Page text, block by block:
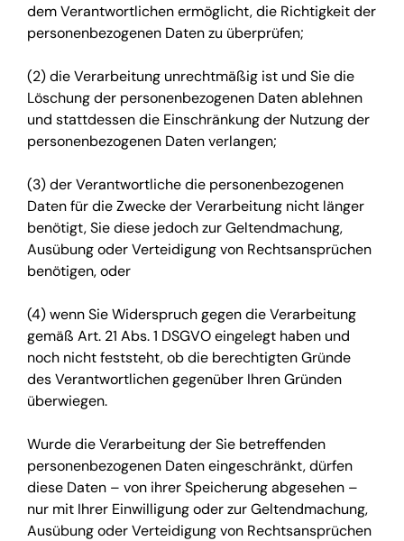
dem Verantwortlichen ermöglicht, die Richtigkeit der
personenbezogenen Daten zu überprüfen;
(2) die Verarbeitung unrechtmäßig ist und Sie die
Löschung der personenbezogenen Daten ablehnen
und stattdessen die Einschränkung der Nutzung der
personenbezogenen Daten verlangen;
(3) der Verantwortliche die personenbezogenen
Daten für die Zwecke der Verarbeitung nicht länger
benötigt, Sie diese jedoch zur Geltendmachung,
Ausübung oder Verteidigung von Rechtsansprüchen
benötigen, oder
(4) wenn Sie Widerspruch gegen die Verarbeitung
gemäß Art. 21 Abs. 1 DSGVO eingelegt haben und
noch nicht feststeht, ob die berechtigten Gründe
des Verantwortlichen gegenüber Ihren Gründen
überwiegen.
Wurde die Verarbeitung der Sie betreffenden
personenbezogenen Daten eingeschränkt, dürfen
diese Daten – von ihrer Speicherung abgesehen –
nur mit Ihrer Einwilligung oder zur Geltendmachung,
Ausübung oder Verteidigung von Rechtsansprüchen